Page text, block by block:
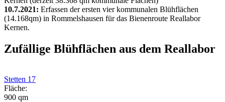
10.7.2021: Erfassen der ersten vier kommunalen Blühflächen
(14.168qm) in Rommelshausen für das Bienenroute Reallabor
Kernen.
Zufällige Blühflächen aus dem Reallabor
Stetten 17
Fläche:
900 qm